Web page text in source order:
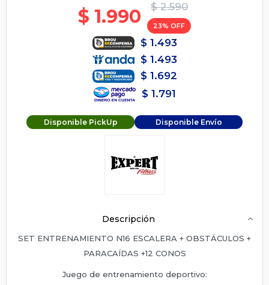
$ 2.590
$ 1.990 23
$ 1.493
$ 1.493
$ 1.692
$ 1.791
Disponible PickUp Disponible Envío
Descripción
SET ENTRENAMIENTO N16 ESCALERA + OBSTÁCULOS +
PARACAÍDAS +12 CONOS
Juego de entrenamiento deportivo: